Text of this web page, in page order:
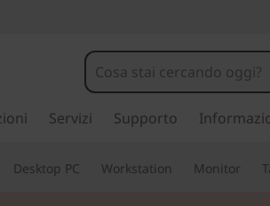
Servizi Supporto
Desktop PC Workstation Monitor